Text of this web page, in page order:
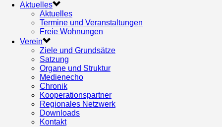
Aktuelles
Aktuelles
Termine und Veranstaltungen
Freie Wohnungen
Verein
Ziele und Grundsätze
Satzung
Organe und Struktur
Medienecho
Chronik
Kooperationspartner
Regionales Netzwerk
Downloads
Kontakt